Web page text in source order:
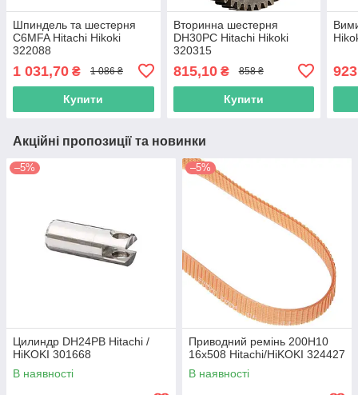
Шпиндель та шестерня
C6MFA Hitachi Hikoki
322088
1 031,70 ₴ 1 086 ₴
Купити
Вторинна шестерня
DH30PC Hitachi Hikoki
320315
815,10₴ 858 ₴
Купити
Акційні пропозиції та новинки
–5%
Цилиндр DH24PB Hitachi /
HiKOKI 301668
В наявності
–5%
Приводний ремінь 200Н10
16х508 Hitachi/HiKOKI 324427
В наявності